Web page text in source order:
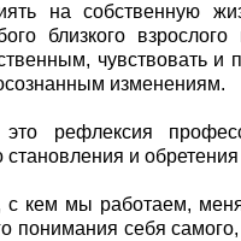
на собственную
близкого
чувствовать и
изменениям.
рефлексия
и обретения
с кем мы работаем,
понимания себя